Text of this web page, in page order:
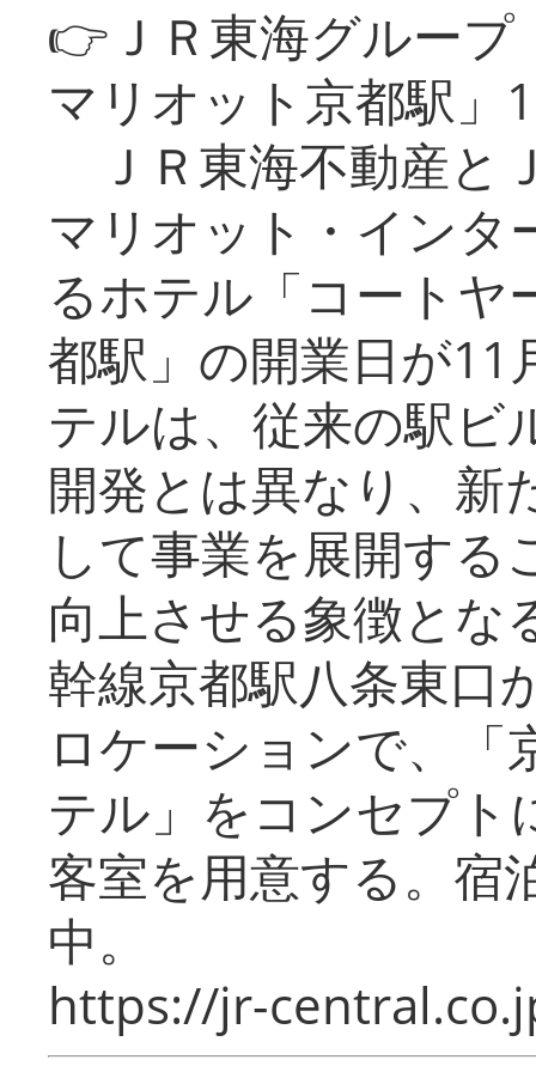
👉ＪＲ東海グルー
マリオット京都駅」
ＪＲ東海不動産と
マリオット・インタ
るホテル「コートヤ
都駅」の開業日が11
テルは、従来の駅ビ
開発とは異なり、新
して事業を展開する
向上させる象徴とな
幹線京都駅八条東口
ロケーションで、「
テル」をコンセプト
客室を用意する。宿
中。
https://jr-